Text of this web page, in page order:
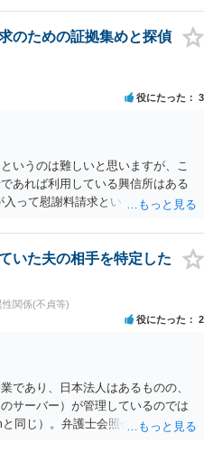
のような精神的損害が発生したと
開示がなされる可能性も低いので
のための証拠集めと探偵
役にたった 3
いうのは難しいと思いますが、こ
あれば利用している興信所はある
って慰謝料請求という流れになる
いた夫の相手を特定した
性関係(不貞等)
役にたった 2
であり、日本法人はあるものの、
サーバー）が管理しているのでは
同じ）。弁護士会照会は日本法に